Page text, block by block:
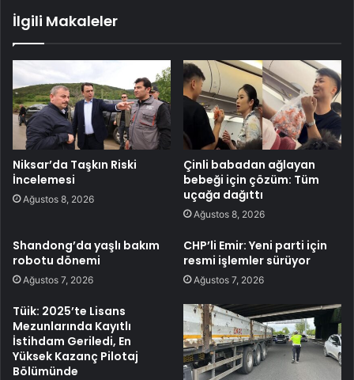
İlgili Makaleler
Niksar’da Taşkın Riski
İncelemesi
Ağustos 8, 2026
Çinli babadan ağlayan
bebeği için çözüm: Tüm
uçağa dağıttı
Ağustos 8, 2026
Shandong’da yaşlı bakım
robotu dönemi
Ağustos 7, 2026
CHP’li Emir: Yeni parti için
resmi işlemler sürüyor
Ağustos 7, 2026
Tüik: 2025’te Lisans
Mezunlarında Kayıtlı
İstihdam Geriledi, En
Yüksek Kazanç Pilotaj
Bölümünde